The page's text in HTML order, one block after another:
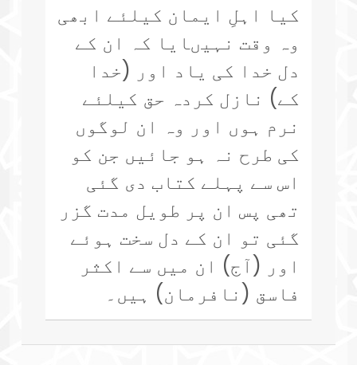
کیا اہلِ ایمان کیلئے ابھی
وہ وقت نہیںایا کہ ان کے
دل خدا کی یاد اور (خدا
کے) نازل کردہ حق کیلئے
نرم ہوں اور وہ ان لوگوں
کی طرح نہ ہو جائیں جن کو
اس سے پہلے کتاب دی گئی
تھی پس ان پر طویل مدت گزر
گئی تو ان کے دل سخت ہوئے
اور (آج) ان میں سے اکثر
فاسق (نافرمان) ہیں۔